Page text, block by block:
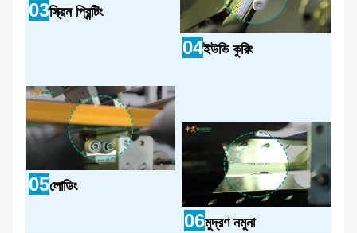
03স্ক্রিন প্রিন্টিং
04ইউভি কুরিং
05লোডিং
06মুদ্রণ নমুনা